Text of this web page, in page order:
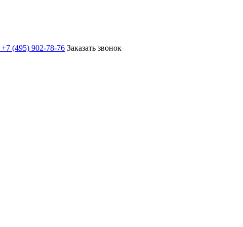
+7 (495) 902-78-76 Заказать звонок